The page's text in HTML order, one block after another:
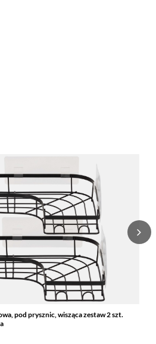
pod prysznic, wisząca zestaw 2 szt.